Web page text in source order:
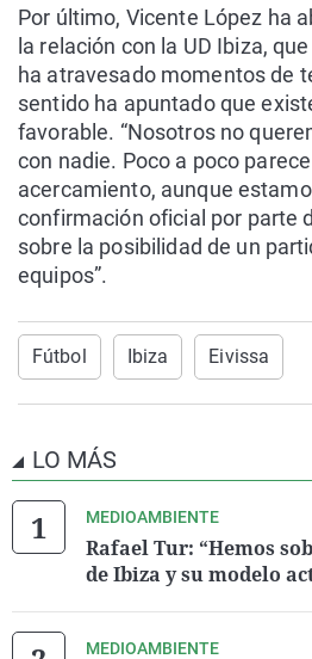
Por último, Vicente López ha
la relación con la UD Ibiza,
ha atravesado momentos de
sentido ha apuntado que
favorable. “Nosotros no
con nadie. Poco a poco
acercamiento, aunque
confirmación oficial por parte
sobre la posibilidad de un
equipos”.
Fútbol Ibiza Eivissa
LO MÁS
MEDIOAMBIENTE
Rafael Tur: “Hemos
de Ibiza y su modelo
MEDIOAMBIENTE